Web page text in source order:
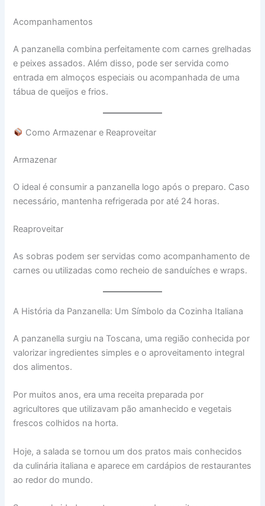
Acompanhamentos
A panzanella combina perfeitamente com carnes grelhadas
e peixes assados. Além disso, pode ser servida como
entrada em almoços especiais ou acompanhada de uma
tábua de queijos e frios.
Como Armazenar e Reaproveitar
Armazenar
O ideal é consumir a panzanella logo após o preparo. Caso
necessário, mantenha refrigerada por até 24 horas.
Reaproveitar
As sobras podem ser servidas como acompanhamento de
carnes ou utilizadas como recheio de sanduíches e wraps.
A História da Panzanella: Um Símbolo da Cozinha Italiana
A panzanella surgiu na Toscana, uma região conhecida por
valorizar ingredientes simples e o aproveitamento integral
dos alimentos.
Por muitos anos, era uma receita preparada por
agricultores que utilizavam pão amanhecido e vegetais
frescos colhidos na horta.
Hoje, a salada se tornou um dos pratos mais conhecidos
da culinária italiana e aparece em cardápios de restaurantes
ao redor do mundo.